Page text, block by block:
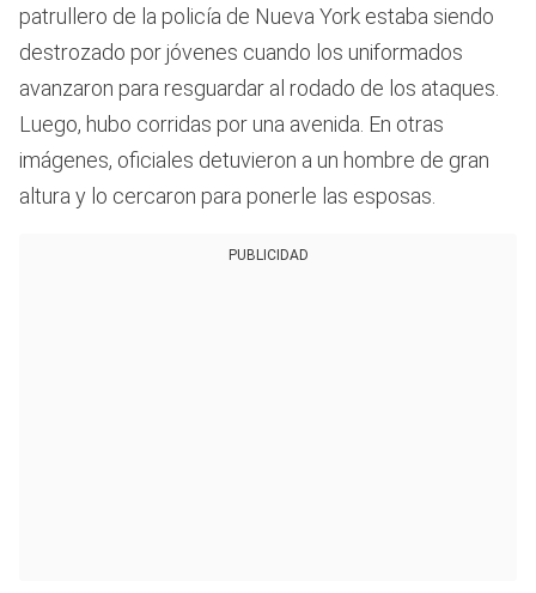
seconds
patrullero de la policía de Nueva York estaba siendo
destrozado por jóvenes cuando los uniformados
avanzaron para resguardar al rodado de los ataques.
Luego, hubo corridas por una avenida. En otras
imágenes, oficiales detuvieron a un hombre de gran
altura y lo cercaron para ponerle las esposas.
PUBLICIDAD